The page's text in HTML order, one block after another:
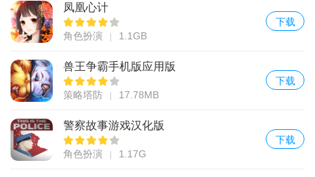
凤凰心计
角色扮演 1.1GB
下载
兽王争霸手机版应用版
策略塔防 17.78MB
下载
警察故事游戏汉化版
角色扮演 1.17G
下载